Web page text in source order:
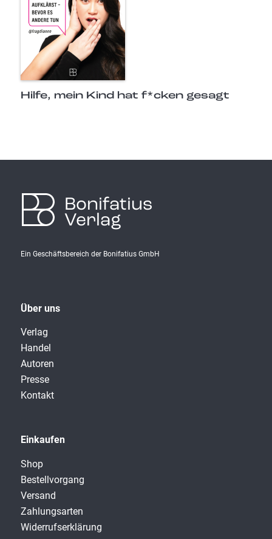
Hilfe, mein Kind hat f*cken gesagt
Bonifatius
Verlag
Ein Geschäftsbereich der Bonifatius GmbH
Über uns
Verlag
Handel
Autoren
Presse
Kontakt
Einkaufen
Shop
Bestellvorgang
Versand
Zahlungsarten
Widerrufserklärung